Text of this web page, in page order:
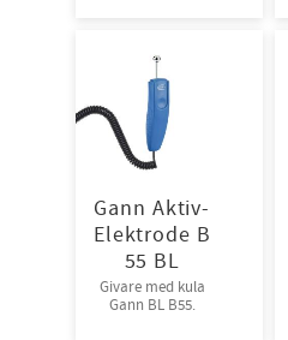
Gann Aktiv-
Elektrode B
55 BL
Givare med kula
Gann BL B55.